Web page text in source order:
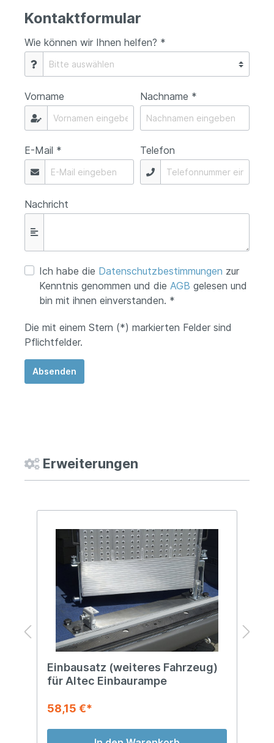
Kontaktformular
Wie können wir Ihnen helfen? *
Vorname Nachname *
E-Mail * Telefon
Nachricht
Ich habe die Datenschutzbestimmungen zur
Kenntnis genommen und die AGB gelesen und
bin mit ihnen einverstanden. *
Die mit einem Stern (*) markierten Felder sind
Pflichtfelder.
Absenden
Erweiterungen
Einbausatz (weiteres Fahrzeug)
für Altec Einbaurampe
58,15 €*